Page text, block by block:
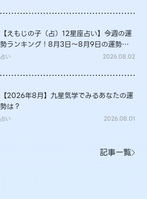
【えもじの子（占）12星座占い】今週の運
勢ランキング！8月3日～8月9日の運勢
は？
占い 2026.08.02
【2026年8月】九星気学でみるあなたの運
勢は？
占い 2026.08.01
記事一覧